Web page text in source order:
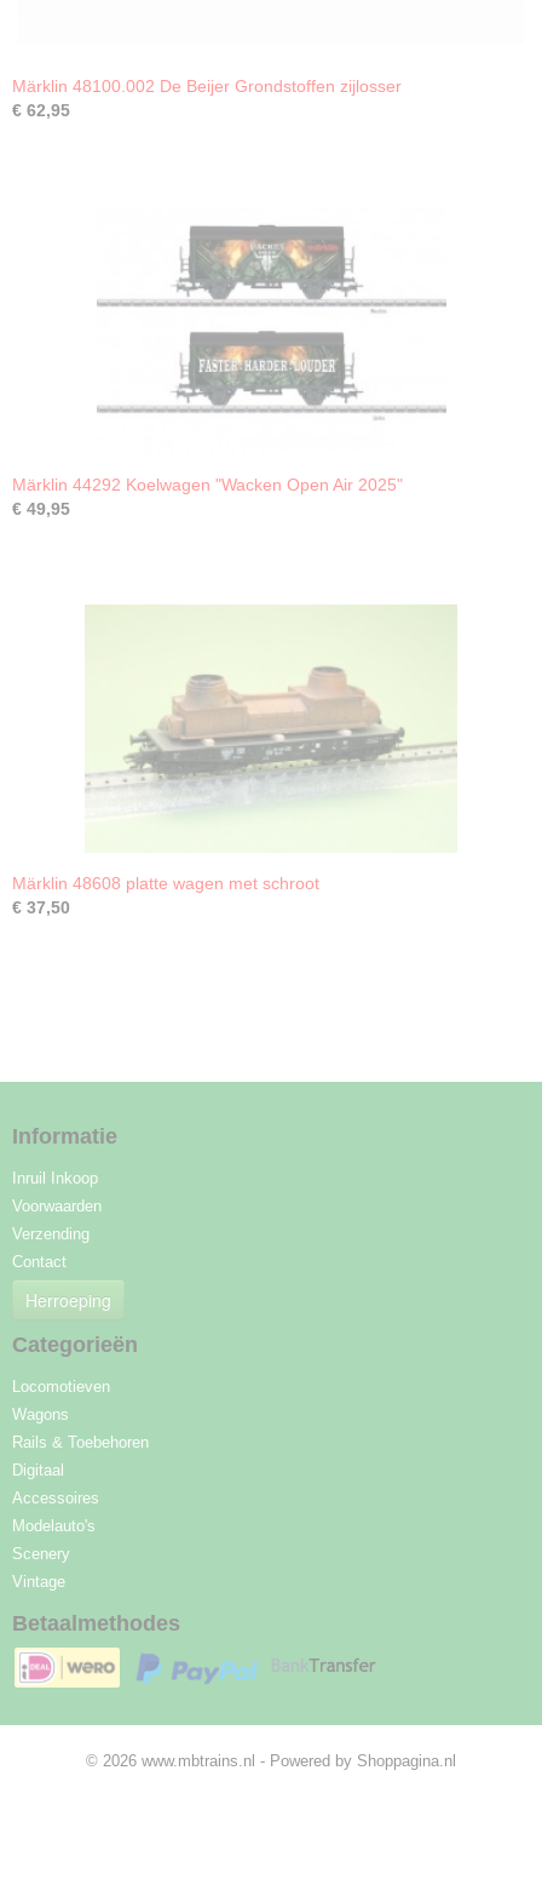
Märklin 48100.002 De Beijer Grondstoffen zijlosser
€ 62,95
Märklin 44292 Koelwagen "Wacken Open Air 2025"
€ 49,95
Märklin 48608 platte wagen met schroot
€ 37,50
Informatie
Inruil Inkoop
Voorwaarden
Verzending
Contact
Herroeping
Categorieën
Locomotieven
Wagons
Rails & Toebehoren
Digitaal
Accessoires
Modelauto's
Scenery
Vintage
Betaalmethodes
© 2026 www.mbtrains.nl - Powered by Shoppagina.nl